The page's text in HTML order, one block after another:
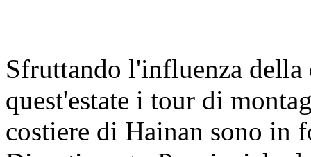
Sfruttando l'influenza
quest'estate i tour di
costiere di Hainan sono in